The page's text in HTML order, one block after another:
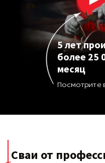
5 лет
более 25
месяц
Посмотрите
Сваи от